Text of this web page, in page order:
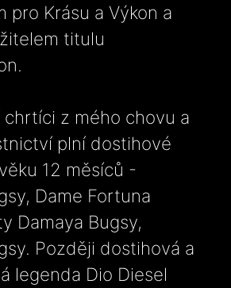
pro Krásu a Výkon a
titulu
chrtíci z mého chovu a
plní dostihové
12 měsíců -
Dame Fortuna
Damaya Bugsy,
Později dostihová a
legenda Dio Diesel